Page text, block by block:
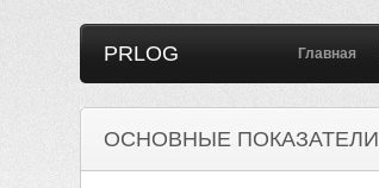
PRLOG Главная
ОСНОВНЫЕ